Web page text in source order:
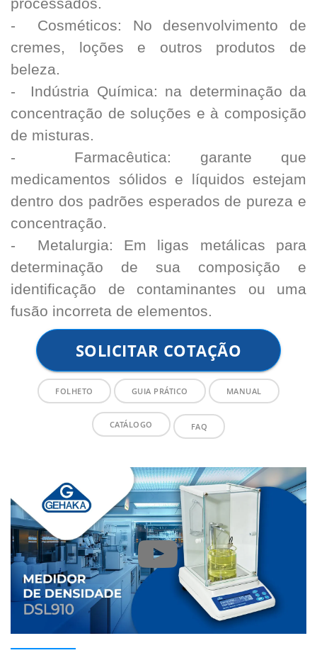
- Cosméticos: No desenvolvimento de
cremes, loções e outros produtos de
beleza.
- Indústria Química: na determinação da
concentração de soluções e à composição
de misturas.
- Farmacêutica: garante que
medicamentos sólidos e líquidos estejam
dentro dos padrões esperados de pureza e
concentração.
- Metalurgia: Em ligas metálicas para
determinação de sua composição e
identificação de contaminantes ou uma
fusão incorreta de elementos.
SOLICITAR COTAÇÃO
FOLHETO GUIA PRÁTICO MANUAL
CATÁLOGO FAQ